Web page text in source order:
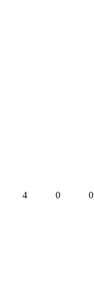
4 0 0